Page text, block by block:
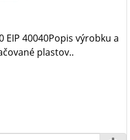
EIP 40040Popis výrobku a
plastov..